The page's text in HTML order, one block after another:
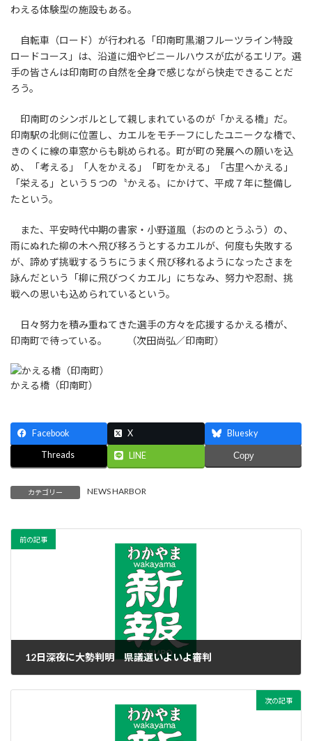
わえる体験型の施設もある。
自転車（ロード）が行われる「印南町黒潮フルーツライン特設
ロードコース」は、沿道に畑やビニールハウスが広がるエリア。選
手の皆さんは印南町の自然を全身で感じながら快走できることだ
ろう。
印南町のシンボルとして親しまれているのが「かえる橋」だ。
印南駅の北側に位置し、カエルをモチーフにしたユニークな橋で、
きのくに線の車窓からも眺められる。町が町の発展への願いを込
め、「考える」「人をかえる」「町をかえる」「古里へかえる」
「栄える」という５つの〝かえる〟にかけて、平成７年に整備し
たという。
また、平安時代中期の書家・小野道風（おののとうふう）の、
雨にぬれた柳の木へ飛び移ろうとするカエルが、何度も失敗する
が、諦めず挑戦するうちにうまく飛び移れるようになったさまを
詠んだという「柳に飛びつくカエル」にちなみ、努力や忍耐、挑
戦への思いも込められているという。
日々努力を積み重ねてきた選手の方々を応援するかえる橋が、
印南町で待っている。 （次田尚弘／印南町）
かえる橋（印南町）
Facebook X Bluesky
Threads LINE Copy
カテゴリー NEWS HARBOR
前の記事
12日深夜に大勢判明 県議選いよいよ審判
次の記事